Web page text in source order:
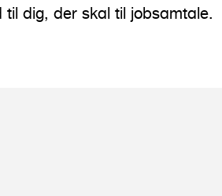
dig, der skal til jobsamtale.